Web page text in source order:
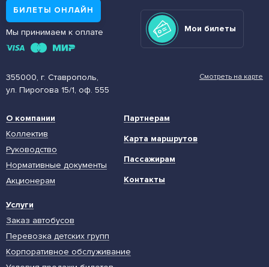
355000, г. Ставрополь,
ул. Пирогова 15/1, оф. 555
Смотреть на карте
БИЛЕТЫ ОНЛАЙН
Мы принимаем к оплате Мои билеты
О компании
Коллектив
Руководство
Нормативные документы
Акционерам
Услуги
Заказ автобусов
Перевозка детских групп
Корпоративное обслуживание
Партнерам
Карта маршрутов
Пассажирам
Контакты